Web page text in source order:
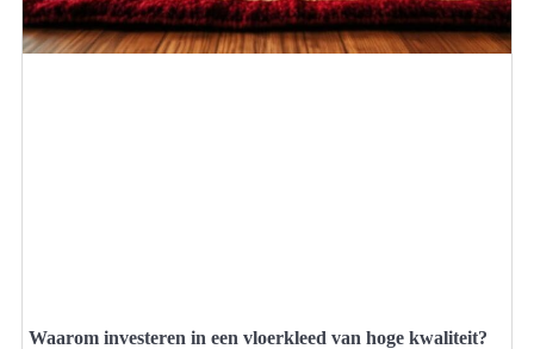
Waarom investeren in een vloerkleed van hoge kwaliteit?